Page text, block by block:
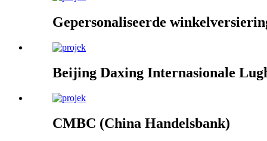
Gepersonaliseerde
Beijing Daxing Internasionale
CMBC (China Handelsbank)